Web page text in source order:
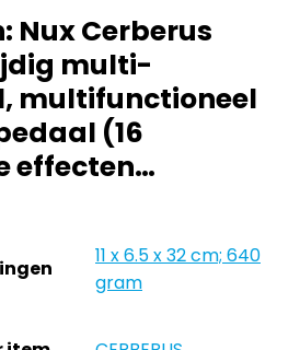
Nux Cerberus
multi-
multifunctioneel
(16
effecten…
‎11 x 6.5 x 32 cm; 640
gram